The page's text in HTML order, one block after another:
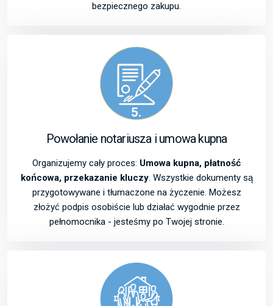
bezpiecznego zakupu.
5.
Powołanie notariusza i umowa kupna
Organizujemy cały proces: Umowa kupna, płatność
końcowa, przekazanie kluczy. Wszystkie dokumenty są
przygotowywane i tłumaczone na życzenie. Możesz
złożyć podpis osobiście lub działać wygodnie przez
pełnomocnika - jesteśmy po Twojej stronie.